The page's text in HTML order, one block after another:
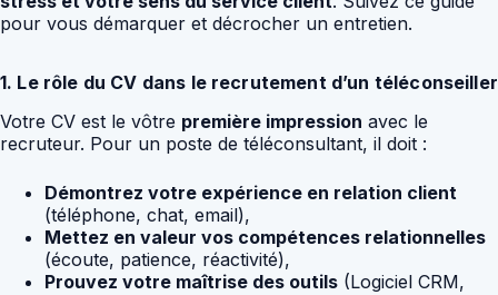
pour vous démarquer et décrocher un entretien.
1. Le rôle du CV dans le recrutement d’un téléconseiller
Votre CV est le vôtre première impression avec le
recruteur. Pour un poste de téléconsultant, il doit :
Démontrez votre expérience en relation client
(téléphone, chat, email),
Mettez en valeur vos compétences relationnelles
(écoute, patience, réactivité),
Prouvez votre maîtrise des outils (Logiciel CRM,